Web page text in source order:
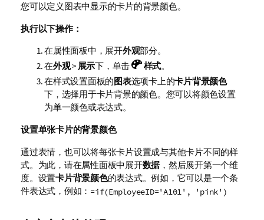
您可以定义图表中显示的卡片的背景颜色。
执行以下操作：
在属性面板中，展开外观部分。
在外观> 展示下，单击 样式。
在样式设置面板的图表选项卡上的卡片背景颜色
下，选择用于卡片背景的颜色。您可以将颜色设置
为单一颜色或表达式。
设置单张卡片的背景颜色
通过表情，也可以将每张卡片设置成与其他卡片不同的样
式。为此，请在属性面板中展开数据 ，然后展开第一个维
度。设置卡片背景颜色的表达式。例如，它可以是一个条
件表达式，例如： =if(EmployeeID='A101', 'pink')